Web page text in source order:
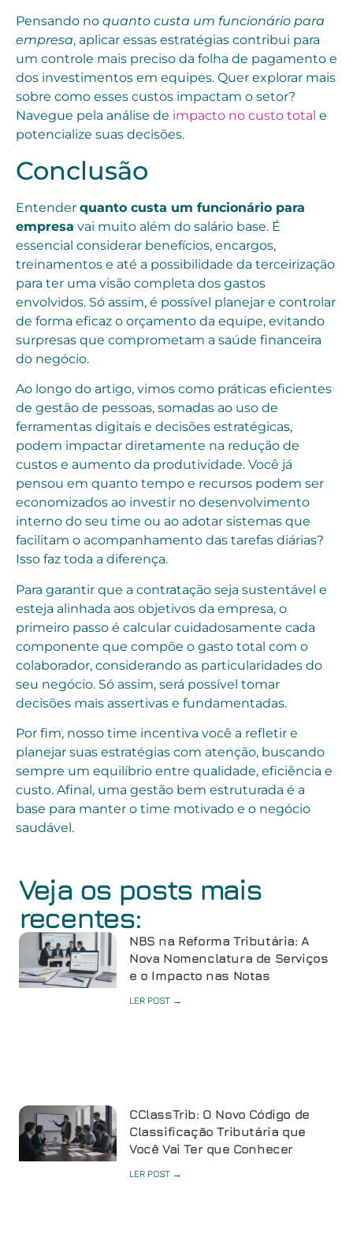
Veja os posts mais
recentes:
NBS na Reforma Tributária: A
Nova Nomenclatura de Serviços
e o Impacto nas Notas
LER POST →
CClassTrib: O Novo Código de
Classificação Tributária que
Você Vai Ter que Conhecer
LER POST →
Pensando no quanto custa um funcionário para
empresa, aplicar essas estratégias contribui para
um controle mais preciso da folha de pagamento e
dos investimentos em equipes. Quer explorar mais
sobre como esses custos impactam o setor?
Navegue pela análise de impacto no custo total e
potencialize suas decisões.
Conclusão
Entender quanto custa um funcionário para
empresa vai muito além do salário base. É
essencial considerar benefícios, encargos,
treinamentos e até a possibilidade da terceirização
para ter uma visão completa dos gastos
envolvidos. Só assim, é possível planejar e controlar
de forma eficaz o orçamento da equipe, evitando
surpresas que comprometam a saúde financeira
do negócio.
Ao longo do artigo, vimos como práticas eficientes
de gestão de pessoas, somadas ao uso de
ferramentas digitais e decisões estratégicas,
podem impactar diretamente na redução de
custos e aumento da produtividade. Você já
pensou em quanto tempo e recursos podem ser
economizados ao investir no desenvolvimento
interno do seu time ou ao adotar sistemas que
facilitam o acompanhamento das tarefas diárias?
Isso faz toda a diferença.
Para garantir que a contratação seja sustentável e
esteja alinhada aos objetivos da empresa, o
primeiro passo é calcular cuidadosamente cada
componente que compõe o gasto total com o
colaborador, considerando as particularidades do
seu negócio. Só assim, será possível tomar
decisões mais assertivas e fundamentadas.
Por fim, nosso time incentiva você a refletir e
planejar suas estratégias com atenção, buscando
sempre um equilíbrio entre qualidade, eficiência e
custo. Afinal, uma gestão bem estruturada é a
base para manter o time motivado e o negócio
saudável.